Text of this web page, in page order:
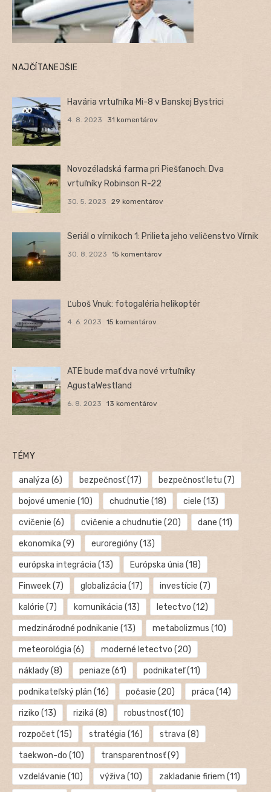
NAJČÍTANEJŠIE
Havária vrtuľníka Mi-8 v Banskej Bystrici
4. 8. 2023 31 komentárov
Novozéladská farma pri Piešťanoch: Dva
vrtuľníky Robinson R-22
30. 5. 2023 29 komentárov
Seriál o vírnikoch 1: Prilieta jeho veličenstvo Vírnik
30. 8. 2023 15 komentárov
Ľuboš Vnuk: fotogaléria helikoptér
4. 6. 2023 15 komentárov
ATE bude mať dva nové vrtuľníky
AgustaWestland
6. 8. 2023 13 komentárov
TÉMY
analýza (6) bezpečnosť(17) bezpečnosť letu (7)
bojové umenie (10) chudnutie (18) ciele (13)
cvičenie (6) cvičenie a chudnutie (20) dane (11)
ekonomika (9) euroregióny(13)
európska integrácia (13) Európska únia (18)
Finweek(7) globalizácia (17) investície (7)
kalórie (7) komunikácia (13) letectvo (12)
medzinárodné podnikanie (13) metabolizmus (10)
meteorológia (6) moderné letectvo (20)
náklady(8) peniaze (61) podnikateľ(11)
podnikateľský plán (16) počasie (20) práca (14)
riziko (13) riziká (8) robustnosť(10)
rozpočet (15) stratégia (16) strava (8)
taekwon-do (10) transparentnosť(9)
vzdelávanie (10) výživa (10) zakladanie firiem (11)